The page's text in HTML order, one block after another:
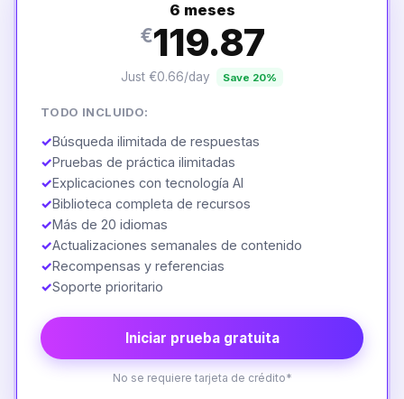
6 meses
€119.87
Just €0.66/day Save 20%
TODO INCLUIDO:
✓Búsqueda ilimitada de respuestas
✓Pruebas de práctica ilimitadas
✓Explicaciones con tecnología AI
✓Biblioteca completa de recursos
✓Más de 20 idiomas
✓Actualizaciones semanales de contenido
✓Recompensas y referencias
✓Soporte prioritario
Iniciar prueba gratuita
No se requiere tarjeta de crédito*